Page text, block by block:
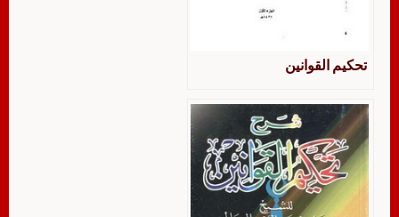
تحكيم القوانين